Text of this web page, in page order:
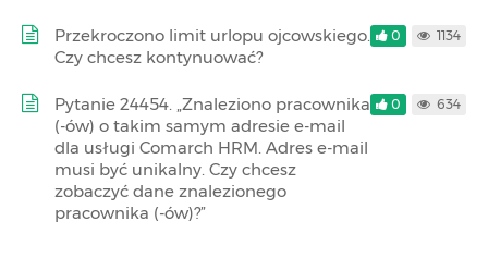
Przekroczono limit urlopu ojcowskiego.
Czy chcesz kontynuować?
0 1134
Pytanie 24454. „Znaleziono pracownika
(-ów) o takim samym adresie e-mail
dla usługi Comarch HRM. Adres e-mail
musi być unikalny. Czy chcesz
zobaczyć dane znalezionego
pracownika (-ów)?”
0 634